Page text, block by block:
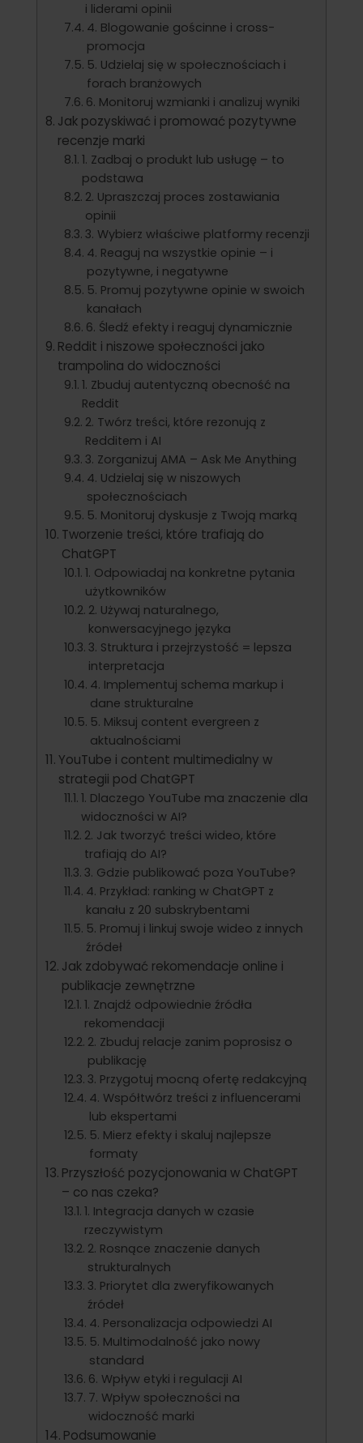
i liderami opinii
4. Blogowanie gościnne i cross-
promocja
5. Udzielaj się w społecznościach i
forach branżowych
6. Monitoruj wzmianki i analizuj wyniki
Jak pozyskiwać i promować pozytywne
recenzje marki
1. Zadbaj o produkt lub usługę – to
podstawa
2. Upraszczaj proces zostawiania
opinii
3. Wybierz właściwe platformy recenzji
4. Reaguj na wszystkie opinie – i
pozytywne, i negatywne
5. Promuj pozytywne opinie w swoich
kanałach
6. Śledź efekty i reaguj dynamicznie
Reddit i niszowe społeczności jako
trampolina do widoczności
1. Zbuduj autentyczną obecność na
Reddit
2. Twórz treści, które rezonują z
Redditem i AI
3. Zorganizuj AMA – Ask Me Anything
4. Udzielaj się w niszowych
społecznościach
5. Monitoruj dyskusje z Twoją marką
Tworzenie treści, które trafiają do
ChatGPT
1. Odpowiadaj na konkretne pytania
użytkowników
2. Używaj naturalnego,
konwersacyjnego języka
3. Struktura i przejrzystość = lepsza
interpretacja
4. Implementuj schema markup i
dane strukturalne
5. Miksuj content evergreen z
aktualnościami
YouTube i content multimedialny w
strategii pod ChatGPT
1. Dlaczego YouTube ma znaczenie dla
widoczności w AI?
2. Jak tworzyć treści wideo, które
trafiają do AI?
3. Gdzie publikować poza YouTube?
4. Przykład: ranking w ChatGPT z
kanału z 20 subskrybentami
5. Promuj i linkuj swoje wideo z innych
źródeł
Jak zdobywać rekomendacje online i
publikacje zewnętrzne
1. Znajdź odpowiednie źródła
rekomendacji
2. Zbuduj relacje zanim poprosisz o
publikację
3. Przygotuj mocną ofertę redakcyjną
4. Współtwórz treści z influencerami
lub ekspertami
5. Mierz efekty i skaluj najlepsze
formaty
Przyszłość pozycjonowania w ChatGPT
– co nas czeka?
1. Integracja danych w czasie
rzeczywistym
2. Rosnące znaczenie danych
strukturalnych
3. Priorytet dla zweryfikowanych
źródeł
4. Personalizacja odpowiedzi AI
5. Multimodalność jako nowy
standard
6. Wpływ etyki i regulacji AI
7. Wpływ społeczności na
widoczność marki
Podsumowanie